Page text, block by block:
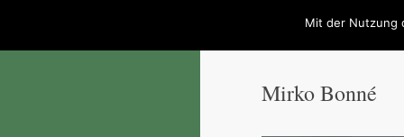
Mirko Bonné
Mit der Nutzung